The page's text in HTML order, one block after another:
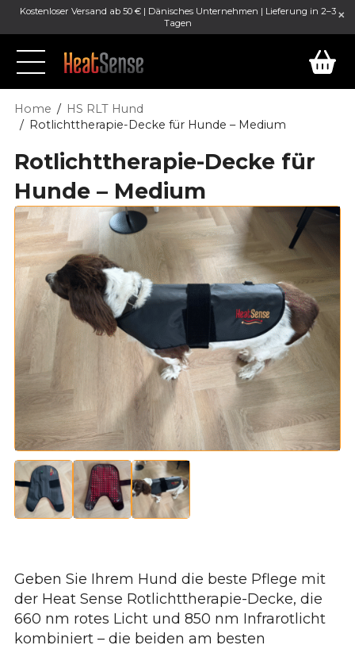
Kostenloser Versand ab 50 € | Dänisches Unternehmen | Lieferung in 2–3
Tagen
Home
HS RLT Hund
Rotlichttherapie-Decke für Hunde – Medium
Rotlichttherapie-Decke für
Hunde – Medium
Geben Sie Ihrem Hund die beste Pflege mit
der Heat Sense Rotlichttherapie-Decke, die
660 nm rotes Licht und 850 nm Infrarotlicht
kombiniert – die beiden am besten